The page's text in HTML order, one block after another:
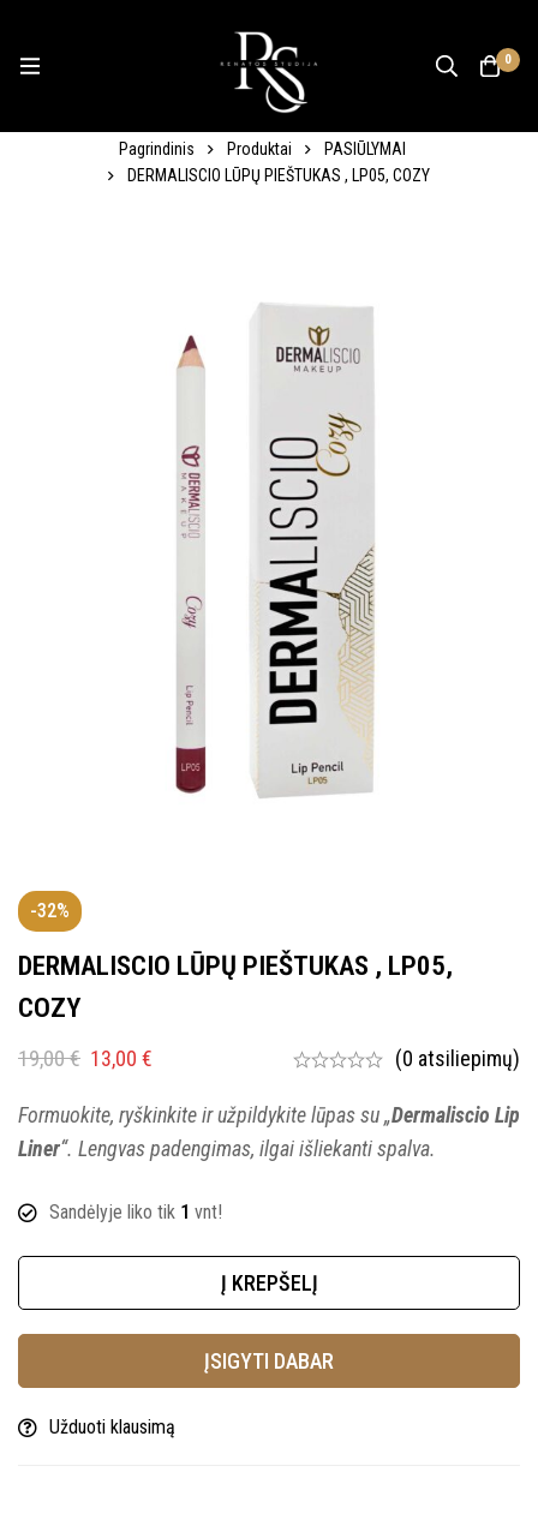
0
Pagrindinis Produktai
PASIŪLYMAI
DERMALISCIO LŪPŲ PIEŠTUKAS , LP05, COZY
-32%
DERMALISCIO LŪPŲ PIEŠTUKAS , LP05,
COZY
19,00€ 13,00 € (0 atsiliepimų)
Formuokite, ryškinkite ir užpildykite lūpas su „Dermaliscio Lip
Liner“. Lengvas padengimas, ilgai išliekanti spalva.
Sandėlyje liko tik 1 vnt!
Į KREPŠELĮ
ĮSIGYTI DABAR
Užduoti klausimą